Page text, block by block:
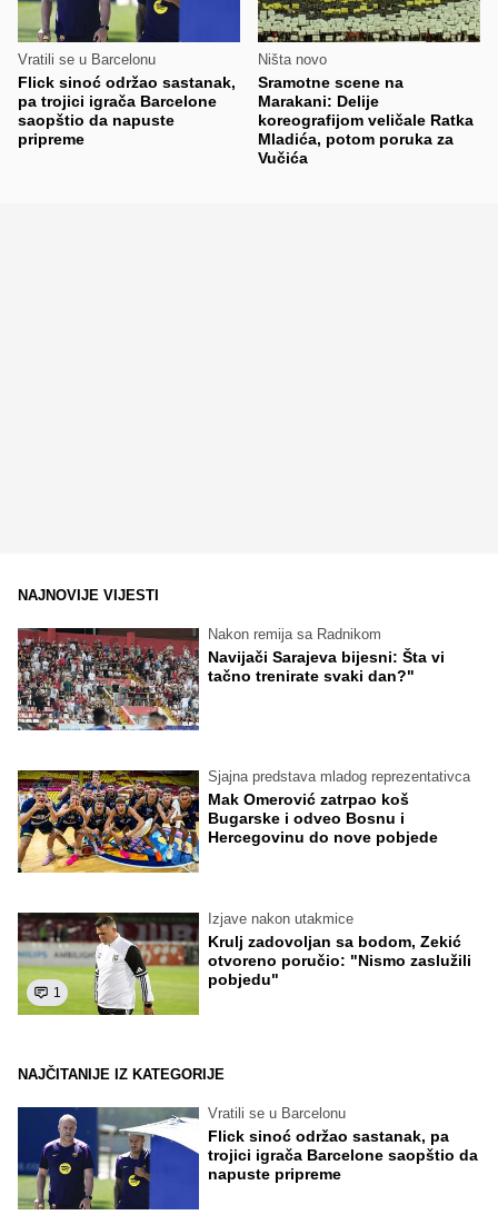
Vratili se u Barcelonu
Flick sinoć održao sastanak,
pa trojici igrača Barcelone
saopštio da napuste
pripreme
Ništa novo
Sramotne scene na
Marakani: Delije
koreografijom veličale Ratka
Mladića, potom poruka za
Vučića
NAJNOVIJE VIJESTI
Nakon remija sa Radnikom
Navijači Sarajeva bijesni: Šta vi
tačno trenirate svaki dan?"
Sjajna predstava mladog reprezentativca
Mak Omerović zatrpao koš
Bugarske i odveo Bosnu i
Hercegovinu do nove pobjede
1
Izjave nakon utakmice
Krulj zadovoljan sa bodom, Zekić
otvoreno poručio: "Nismo zaslužili
pobjedu"
NAJČITANIJE IZ KATEGORIJE
Vratili se u Barcelonu
Flick sinoć održao sastanak, pa
trojici igrača Barcelone saopštio da
napuste pripreme